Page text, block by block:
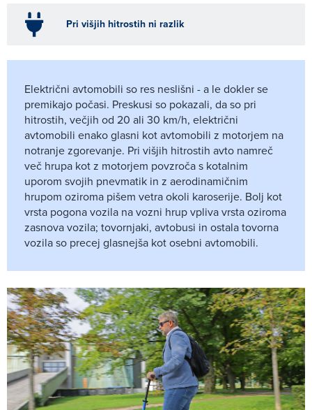
Pri višjih hitrostih ni razlik
Električni avtomobili so res neslišni - a le dokler se
premikajo počasi. Preskusi so pokazali, da so pri
hitrostih, večjih od 20 ali 30 km/h, električni
avtomobili enako glasni kot avtomobili z motorjem na
notranje zgorevanje. Pri višjih hitrostih avto namreč
več hrupa kot z motorjem povzroča s kotalnim
uporom svojih pnevmatik in z aerodinamičnim
hrupom oziroma pišem vetra okoli karoserije. Bolj kot
vrsta pogona vozila na vozni hrup vpliva vrsta oziroma
zasnova vozila; tovornjaki, avtobusi in ostala tovorna
vozila so precej glasnejša kot osebni avtomobili.